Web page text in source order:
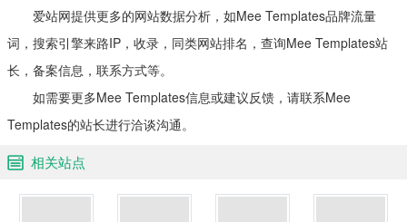
爱站网提供更多的网站数据分析，如Mee Templates品牌流量
词，搜索引擎来路IP，收录，同类网站排名，查询Mee Templates站
长，备案信息，联系方式等。
如需要更多Mee Templates信息或建议反馈，请联系Mee
Templates的站长进行洽谈沟通。
相关站点